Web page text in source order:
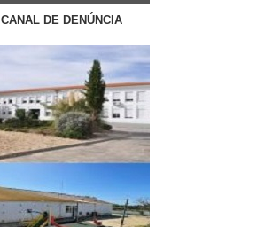
CANAL DE DENÚNCIA